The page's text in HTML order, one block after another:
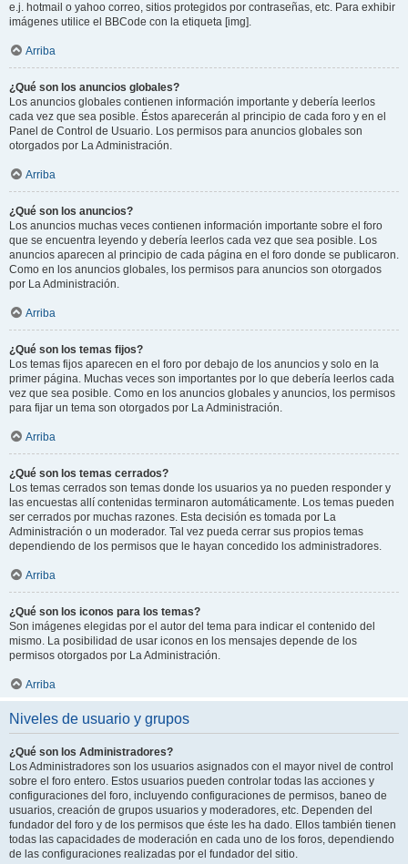
e.j. hotmail o yahoo correo, sitios protegidos por contraseñas, etc. Para exhibir
imágenes utilice el BBCode con la etiqueta [img].
Arriba
¿Qué son los anuncios globales?
Los anuncios globales contienen información importante y debería leerlos
cada vez que sea posible. Éstos aparecerán al principio de cada foro y en el
Panel de Control de Usuario. Los permisos para anuncios globales son
otorgados por La Administración.
Arriba
¿Qué son los anuncios?
Los anuncios muchas veces contienen información importante sobre el foro
que se encuentra leyendo y debería leerlos cada vez que sea posible. Los
anuncios aparecen al principio de cada página en el foro donde se publicaron.
Como en los anuncios globales, los permisos para anuncios son otorgados
por La Administración.
Arriba
¿Qué son los temas fijos?
Los temas fijos aparecen en el foro por debajo de los anuncios y solo en la
primer página. Muchas veces son importantes por lo que debería leerlos cada
vez que sea posible. Como en los anuncios globales y anuncios, los permisos
para fijar un tema son otorgados por La Administración.
Arriba
¿Qué son los temas cerrados?
Los temas cerrados son temas donde los usuarios ya no pueden responder y
las encuestas allí contenidas terminaron automáticamente. Los temas pueden
ser cerrados por muchas razones. Esta decisión es tomada por La
Administración o un moderador. Tal vez pueda cerrar sus propios temas
dependiendo de los permisos que le hayan concedido los administradores.
Arriba
¿Qué son los iconos para los temas?
Son imágenes elegidas por el autor del tema para indicar el contenido del
mismo. La posibilidad de usar iconos en los mensajes depende de los
permisos otorgados por La Administración.
Arriba
Niveles de usuario y grupos
¿Qué son los Administradores?
Los Administradores son los usuarios asignados con el mayor nivel de control
sobre el foro entero. Estos usuarios pueden controlar todas las acciones y
configuraciones del foro, incluyendo configuraciones de permisos, baneo de
usuarios, creación de grupos usuarios y moderadores, etc. Dependen del
fundador del foro y de los permisos que éste les ha dado. Ellos también tienen
todas las capacidades de moderación en cada uno de los foros, dependiendo
de las configuraciones realizadas por el fundador del sitio.